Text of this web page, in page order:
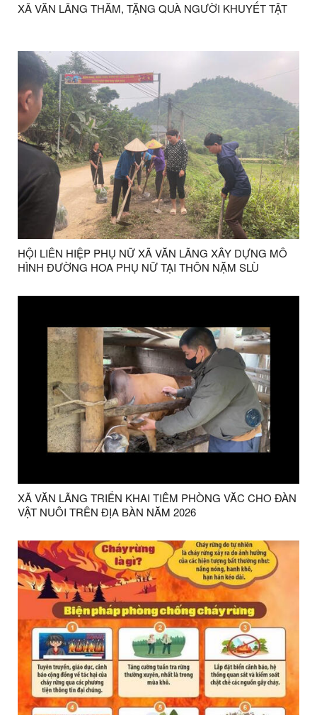
XÃ VĂN LÃNG THĂM, TẶNG QUÀ NGƯỜI KHUYẾT TẬT
HỘI LIÊN HIỆP PHỤ NỮ XÃ VĂN LÃNG XÂY DỰNG MÔ
HÌNH ĐƯỜNG HOA PHỤ NỮ TẠI THÔN NẶM SLÙ
XÃ VĂN LÃNG TRIỂN KHAI TIÊM PHÒNG VĂC CHO ĐÀN
VẬT NUÔI TRÊN ĐỊA BÀN NĂM 2026